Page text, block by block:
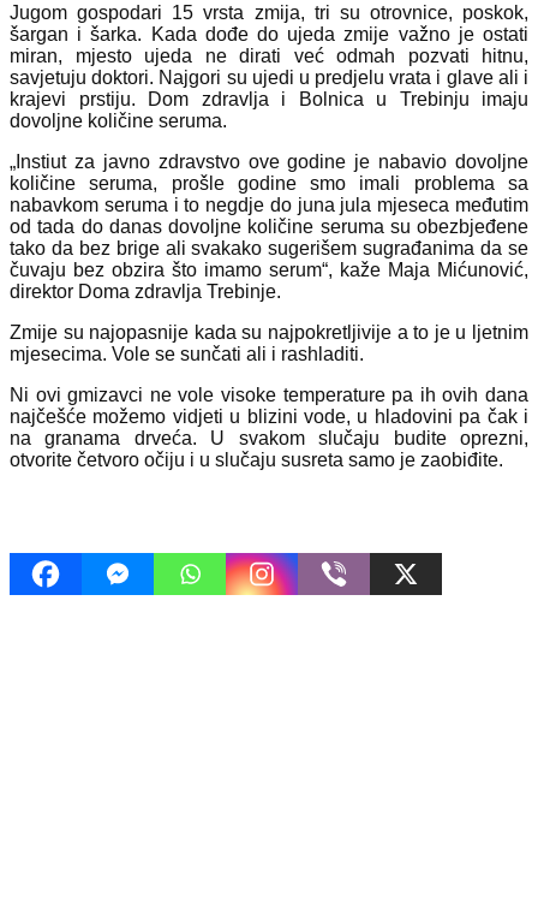
Jugom gospodari 15 vrsta zmija, tri su otrovnice, poskok,
šargan i šarka. Kada dođe do ujeda zmije važno je ostati
miran, mjesto ujeda ne dirati već odmah pozvati hitnu,
savjetuju doktori. Najgori su ujedi u predjelu vrata i glave ali i
krajevi prstiju. Dom zdravlja i Bolnica u Trebinju imaju
dovoljne količine seruma.
„Instiut za javno zdravstvo ove godine je nabavio dovoljne
količine seruma, prošle godine smo imali problema sa
nabavkom seruma i to negdje do juna jula mjeseca međutim
od tada do danas dovoljne količine seruma su obezbjeđene
tako da bez brige ali svakako sugerišem sugrađanima da se
čuvaju bez obzira što imamo serum“, kaže Maja Mićunović,
direktor Doma zdravlja Trebinje.
Zmije su najopasnije kada su najpokretljivije a to je u ljetnim
mjesecima. Vole se sunčati ali i rashladiti.
Ni ovi gmizavci ne vole visoke temperature pa ih ovih dana
najčešće možemo vidjeti u blizini vode, u hladovini pa čak i
na granama drveća. U svakom slučaju budite oprezni,
otvorite četvoro očiju i u slučaju susreta samo je zaobiđite.